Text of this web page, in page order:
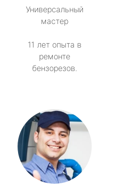
Универсальный
мастер
11 лет опыта в
ремонте
бензорезов.